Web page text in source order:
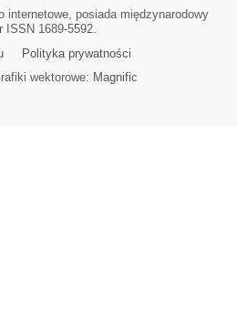
internetowe, posiada międzynarodowy
ISSN 1689-5592.
Polityka prywatności
wektorowe: Magnific